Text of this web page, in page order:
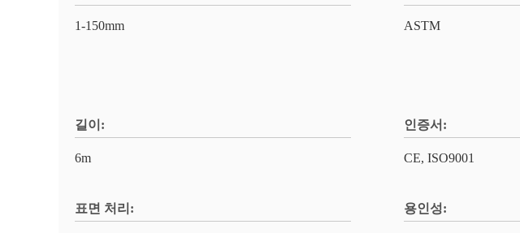
1-150mm ASTM
길이:
6m
인증서:
CE, ISO9001
표면 처리: 용인성: